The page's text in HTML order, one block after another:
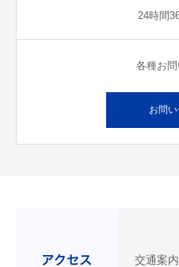
24時間
各種お
お問
交通案